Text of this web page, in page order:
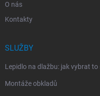
O nás
Kontakty
SLUŽBY
Lepidlo na dlažbu: jak vybrat
Montáže obkladů